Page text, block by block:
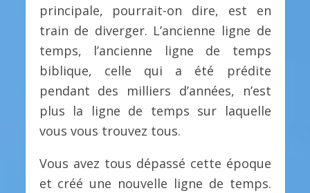
principale, pourrait-on dire, est en
train de diverger. L’ancienne ligne de
temps, l’ancienne ligne de temps
biblique, celle qui a été prédite
pendant des milliers d’années, n’est
plus la ligne de temps sur laquelle
vous vous trouvez tous.
Vous avez tous dépassé cette époque
et créé une nouvelle ligne de temps.